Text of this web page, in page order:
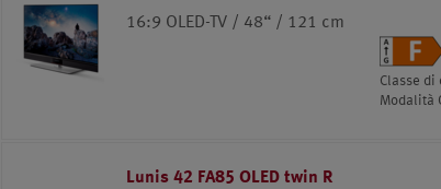
16:9 OLED-TV / 48“ / 121 cm
Classe di
Modalità
Lunis 42 FA85 OLED twin R